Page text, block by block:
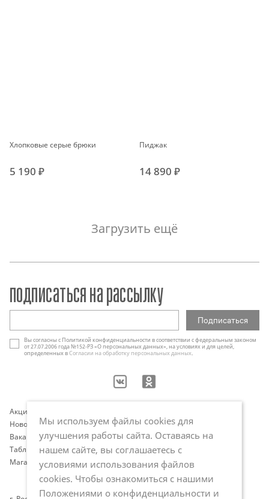
Хлопковые серые брюки
5 190 ₽
Пиджак
14 890 ₽
Загрузить ещё
Акции
Новости
Вакансии
Таблица размеров
Магазины
Оплата и доставка
Программа лояльности
Публичная оферта
Политика обработки
персональных данных
подписаться на рассылку
Вы согласны с Политикой конфиденциальности в соответствии с федеральным законом
от 27.07.2006 года №152-РЗ «О персональных данных», на условиях и для целей,
определенных вСогласии на обработку персональных данных.
Мы используем файлы cookies для
улучшения работы сайта. Оставаясь на
нашем сайте, вы соглашаетесь с
условиями использования файлов
cookies. Чтобы ознакомиться с нашими
Положениями о конфиденциальности и